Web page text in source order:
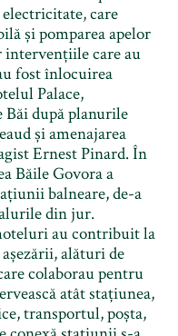
care
și pomparea apelor
intervențiile care au
fost înlocuirea
Palace,
după planurile
și amenajarea
Ernest Pinard. În
Băile Govora a
balneare, de-a
din jur.
au contribuit la
alături de
colaborau pentru
atât stațiunea,
transportul, poșta,